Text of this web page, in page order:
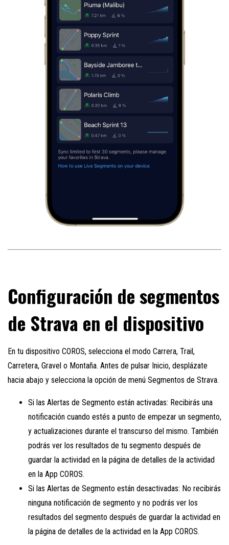
Configuración de segmentos
de Strava en el dispositivo
En tu dispositivo COROS, selecciona el modo Carrera, Trail,
Carretera, Gravel o Montaña. Antes de pulsar Inicio, desplázate
hacia abajo y selecciona la opción de menú Segmentos de Strava.
Si las Alertas de Segmento están activadas: Recibirás una
notificación cuando estés a punto de empezar un segmento,
y actualizaciones durante el transcurso del mismo. También
podrás ver los resultados de tu segmento después de
guardar la actividad en la página de detalles de la actividad
en la App COROS.
Si las Alertas de Segmento están desactivadas: No recibirás
ninguna notificación de segmento y no podrás ver los
resultados del segmento después de guardar la actividad en
la página de detalles de la actividad en la App COROS.